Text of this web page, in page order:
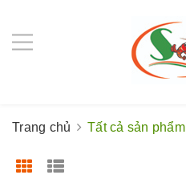
Trang chủ Tất cả sản phẩm